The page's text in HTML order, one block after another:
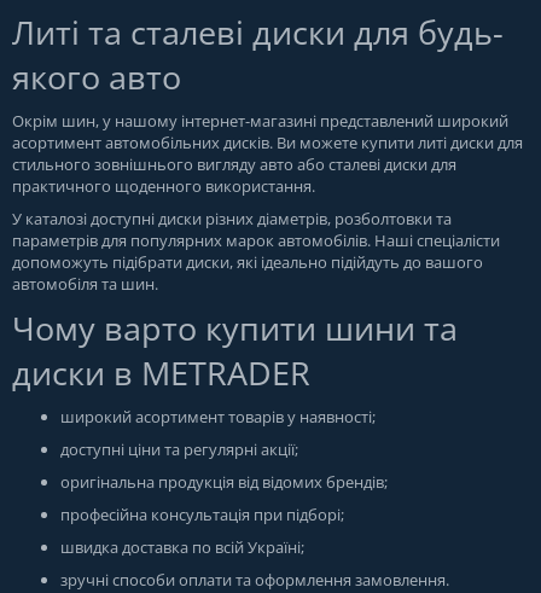
Литі та сталеві диски для будь-
якого авто
Окрім шин, у нашому інтернет-магазині представлений широкий
асортимент автомобільних дисків. Ви можете купити литі диски для
стильного зовнішнього вигляду авто або сталеві диски для
практичного щоденного використання.
У каталозі доступні диски різних діаметрів, розболтовки та
параметрів для популярних марок автомобілів. Наші спеціалісти
допоможуть підібрати диски, які ідеально підійдуть до вашого
автомобіля та шин.
Чому варто купити шини та
диски в METRADER
широкий асортимент товарів у наявності;
доступні ціни та регулярні акції;
оригінальна продукція від відомих брендів;
професійна консультація при підборі;
швидка доставка по всій Україні;
зручні способи оплати та оформлення замовлення.